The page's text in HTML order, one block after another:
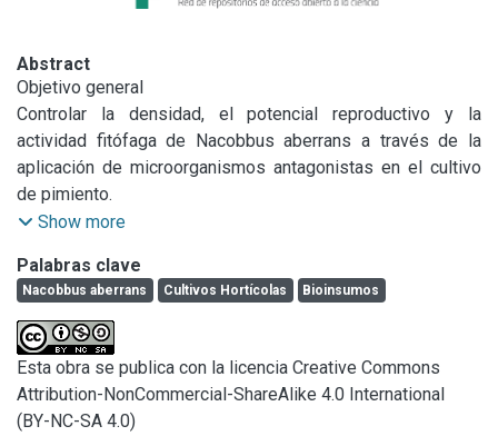
Abstract
Objetivo general
Controlar la densidad, el potencial reproductivo y la
actividad fitófaga de Nacobbus aberrans a través de la
aplicación de microorganismos antagonistas en el cultivo
de pimiento.
Objetivos particulares
bioquímicas que produce el parasitismo por N. aberrans en
plantas de pimiento.
2. Analizar el potencial de diferentes hongos y bacterias en
el control del falso nematodo agallador.
3. Evaluar la respuesta a la inoculación con
microorganismos benéficos en plantas de pimiento
crecidas en presencia de N. aberrans, utilizando
Show more
Palabras clave
Nacobbus aberrans Cultivos Hortícolas Bioinsumos
Esta obra se publica con la licencia Creative Commons
Attribution-NonCommercial-ShareAlike 4.0 International
(BY-NC-SA 4.0)